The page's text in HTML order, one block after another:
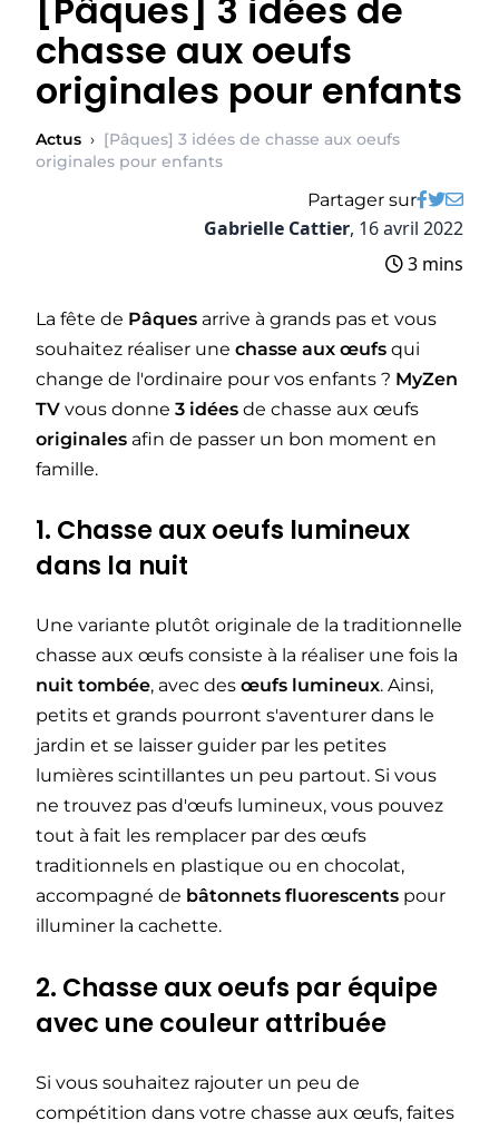
[Pâques] 3 idées de
chasse aux oeufs
originales pour enfants
Actus › [Pâques] 3 idées de chasse aux oeufs
originales pour enfants
Partager sur
Gabrielle Cattier, 16 avril 2022
3 mins
La fête de Pâques arrive à grands pas et vous
souhaitez réaliser une chasse aux œufs qui
change de l'ordinaire pour vos enfants ? MyZen
TV vous donne 3 idées de chasse aux œufs
originales afin de passer un bon moment en
famille.
1. Chasse aux oeufs lumineux
dans la nuit
Une variante plutôt originale de la traditionnelle
chasse aux œufs consiste à la réaliser une fois la
nuit tombée, avec des œufs lumineux. Ainsi,
petits et grands pourront s'aventurer dans le
jardin et se laisser guider par les petites
lumières scintillantes un peu partout. Si vous
ne trouvez pas d'œufs lumineux, vous pouvez
tout à fait les remplacer par des œufs
traditionnels en plastique ou en chocolat,
accompagné de bâtonnets fluorescents pour
illuminer la cachette.
2. Chasse aux oeufs par équipe
avec une couleur attribuée
Si vous souhaitez rajouter un peu de
compétition dans votre chasse aux œufs, faites